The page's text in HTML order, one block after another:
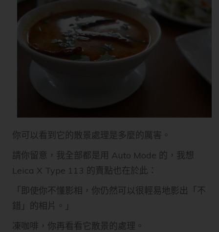
你可以看到它的散景處理是多麼的厲害。
請你留意，我全部都是用 Auto Mode 的，我想
Leica X Type 113 的賣點也在於此：
「即使你不懂影相，你仍然可以很輕易地影出「不
錯」的相片。」
凍咖啡，你再看看它散景的處理。